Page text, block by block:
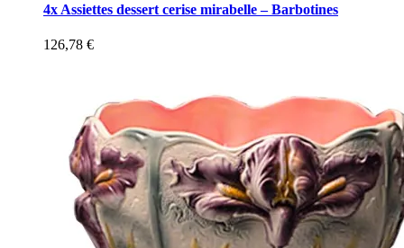
4x Assiettes dessert cerise mirabelle – Barbotines
126,78 €